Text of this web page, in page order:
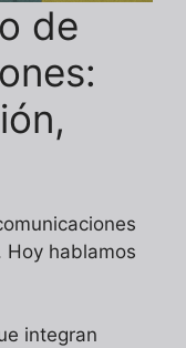
de
Hoy hablamos
integran